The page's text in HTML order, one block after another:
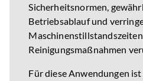
Sicherheitsnormen,
Betriebsablauf und
Reinigungsmaßnahmen
Für diese Anwendungen